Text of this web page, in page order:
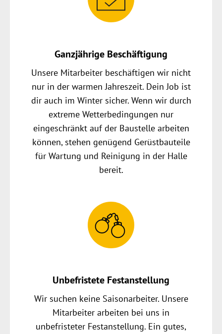
Ganzjährige Beschäftigung
Unsere Mitarbeiter beschäftigen wir nicht
nur in der warmen Jahreszeit. Dein Job ist
dir auch im Winter sicher. Wenn wir durch
extreme Wetterbedingungen nur
eingeschränkt auf der Baustelle arbeiten
können, stehen genügend Gerüstbauteile
für Wartung und Reinigung in der Halle
bereit.
Unbefristete Festanstellung
Wir suchen keine Saisonarbeiter. Unsere
Mitarbeiter arbeiten bei uns in
unbefristeter Festanstellung. Ein gutes,